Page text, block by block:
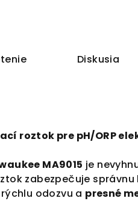
Diskusia
roztok pre pH/ORP
MA9015 je
zabezpečuje správnu
odozvu a presné